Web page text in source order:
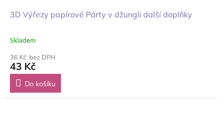
3D Výřezy papírové Párty v džungli další doplňky
Skladem
36 Kč bez DPH
43 Kč
Do košíku